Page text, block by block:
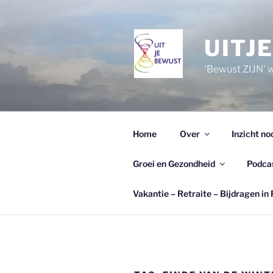
'Bewust ZIJN'
Home Over Inzicht
Groei en Gezondheid
Vakantie – Retraite – Bijdragen in